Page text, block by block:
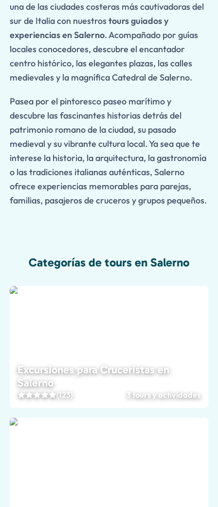
una de las ciudades costeras más cautivadoras del
sur de Italia con nuestrostours guiados y
experiencias en Salerno. Acompañado por guías
locales conocedores, descubre el encantador
centro histórico, las elegantes plazas, las calles
medievales y la magnífica Catedral de Salerno.
Pasea por el pintoresco paseo marítimo y
descubre las fascinantes historias detrás del
patrimonio romano de la ciudad, su pasado
medieval y su vibrante cultura local. Ya sea que te
interese la historia, la arquitectura, la gastronomía
o las tradiciones italianas auténticas, Salerno
ofrece experiencias memorables para parejas,
familias, pasajeros de cruceros y grupos pequeños.
Categorías de tours en Salerno
Excursiones para Cruceristas en
Salerno
(123) 3 tours y actividades